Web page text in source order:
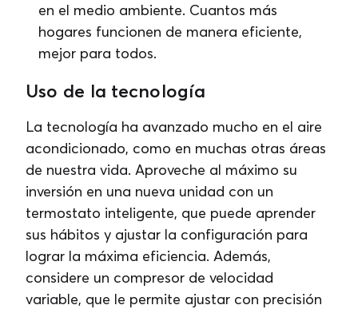
en el medio ambiente. Cuantos más
hogares funcionen de manera eficiente,
mejor para todos.
Uso de la tecnología
La tecnología ha avanzado mucho en el aire
acondicionado, como en muchas otras áreas
de nuestra vida. Aproveche al máximo su
inversión en una nueva unidad con un
termostato inteligente, que puede aprender
sus hábitos y ajustar la configuración para
lograr la máxima eficiencia. Además,
considere un compresor de velocidad
variable, que le permite ajustar con precisión